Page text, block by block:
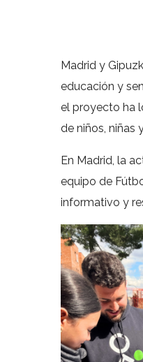
Madrid y
educación y
el proyecto ha
de niños, niñas
En Madrid, la
equipo de
informativo y